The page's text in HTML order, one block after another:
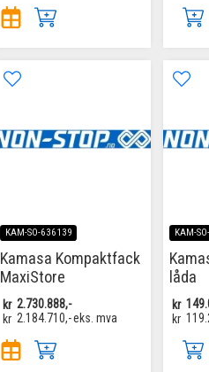
KAM-SO-636139
Kamasa Kompaktfack
MaxiStore
kr 2.730.888,-
kr 2.184.710,-eks. mva
KAM-
låda
kr
kr